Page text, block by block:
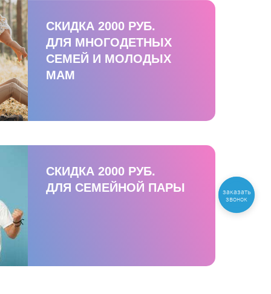
СКИДКА 2000 РУБ.
ДЛЯ МНОГОДЕТНЫХ
СЕМЕЙ И МОЛОДЫХ
МАМ
СКИДКА 2000 РУБ.
ДЛЯ СЕМЕЙНОЙ ПАРЫ